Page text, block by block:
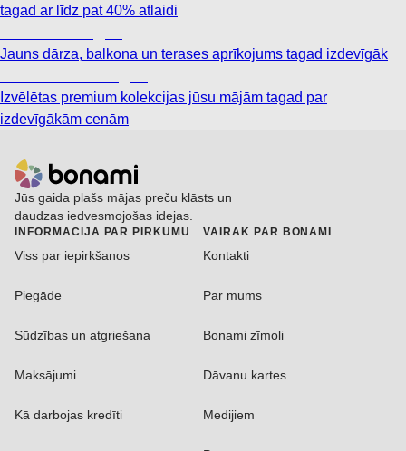
tagad ar līdz pat 40% atlaidi
Jauns dārza, balkona un terases aprīkojums tagad izdevīgāk
Izvēlētas premium kolekcijas jūsu mājām tagad par
izdevīgākām cenām
Jūs gaida plašs mājas preču klāsts un
daudzas iedvesmojošas idejas.
INFORMĀCIJA PAR PIRKUMU
Viss par iepirkšanos
Piegāde
Sūdzības un atgriešana
Maksājumi
Kā darbojas kredīti
VAIRĀK PAR BONAMI
Kontakti
Par mums
Bonami zīmoli
Dāvanu kartes
Medijiem